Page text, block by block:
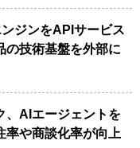
ジンをAPIサービス
の技術基盤を外部に
、AIエージェントを
率や商談化率が向上